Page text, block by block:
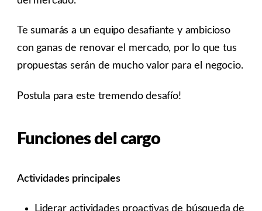
Te sumarás a un equipo desafiante y ambicioso
con ganas de renovar el mercado, por lo que tus
propuestas serán de mucho valor para el negocio.
Postula para este tremendo desafío!
Funciones del cargo
Actividades principales
Liderar actividades proactivas de búsqueda de